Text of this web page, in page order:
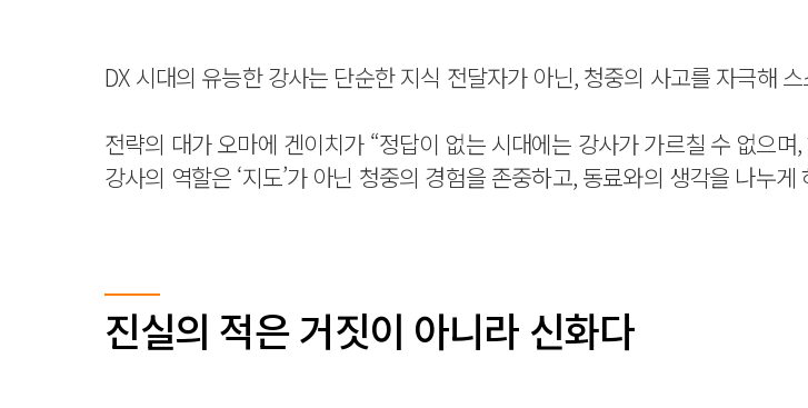
DX 시대의 유능한 강사는 단순한 지식 전달자가 아닌, 청중의 사고를 자극해
전략의 대가 오마에 겐이치가 “정답이 없는 시대에는 강사가 가르칠 수 없으
강사의 역할은 ‘지도’가 아닌 청중의 경험을 존중하고, 동료와의 생각을 나누
진실의 적은 거짓이 아니라 신화다